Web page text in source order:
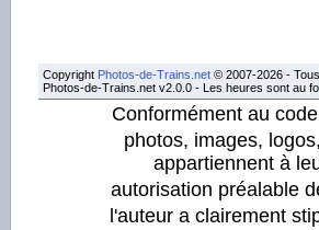
Copyright Photos-de-Trains.net © 2007-2026 -
Photos-de-Trains.net v2.0.0 - Les heures sont au
Conformément au
photos, images,
appartiennent à
autorisation préalable
l'auteur a clairement